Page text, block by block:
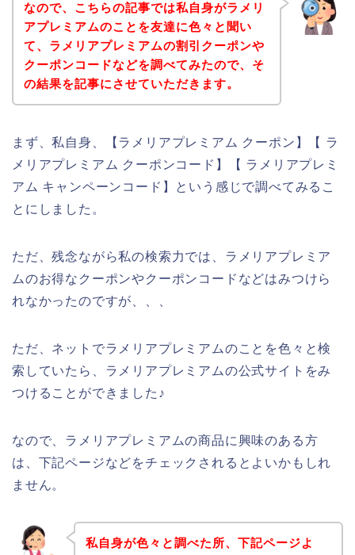
なので、こちらの記事では私自身がラメリ
アプレミアムのことを友達に色々と聞い
て、ラメリアプレミアムの割引クーポンや
クーポンコードなどを調べてみたので、そ
の結果を記事にさせていただきます。
まず、私自身、【ラメリアプレミアム クーポン】【 ラ
メリアプレミアム クーポンコード】【 ラメリアプレミ
アム キャンペーンコード】という感じで調べてみるこ
とにしました。
ただ、残念ながら私の検索力では、ラメリアプレミア
ムのお得なクーポンやクーポンコードなどはみつけら
れなかったのですが、、、
ただ、ネットでラメリアプレミアムのことを色々と検
索していたら、ラメリアプレミアムの公式サイトをみ
つけることができました♪
なので、ラメリアプレミアムの商品に興味のある方
は、下記ページなどをチェックされるとよいかもしれ
ません。
私自身が色々と調べた所、下記ページよ